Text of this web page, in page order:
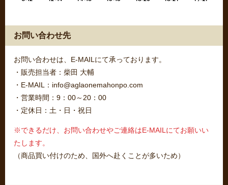
お問い合わせ先
お問い合わせは、E-MAILにて承っております。
・販売担当者：柴田 大輔
・E-MAIL：info@aglaonemahonpo.com
・営業時間：9：00～20：00
・定休日：土・日・祝日
※できるだけ、お問い合わせやご連絡はE-MAILにてお願いい
たします。
（商品買い付けのため、国外へ赴くことが多いため）